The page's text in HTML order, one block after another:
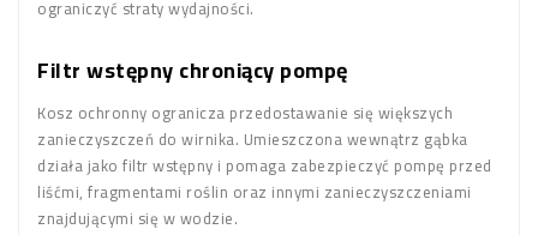
ograniczyć straty wydajności.
Filtr wstępny chroniący pompę
Kosz ochronny ogranicza przedostawanie się większych
zanieczyszczeń do wirnika. Umieszczona wewnątrz gąbka
działa jako filtr wstępny i pomaga zabezpieczyć pompę przed
liśćmi, fragmentami roślin oraz innymi zanieczyszczeniami
znajdującymi się w wodzie.